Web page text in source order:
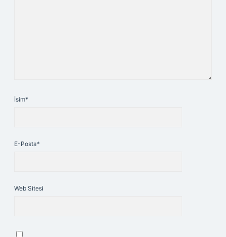
İsim*
E-Posta*
Web Sitesi